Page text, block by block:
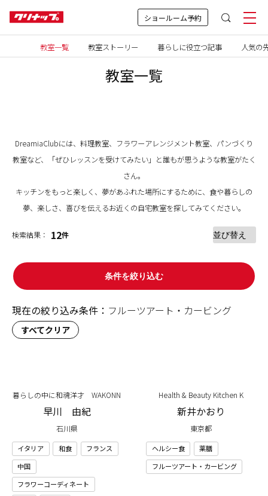
ショールーム予約
教室一覧
DreamiaClubには、料理教室、フラワーアレンジメント教室、パンづくり
教室など、「ぜひレッスンを受けてみたい」と誰もが思うような教室がたく
さん。
キッチンをもっと楽しく、夢があふれた場所にするために、食や暮らしの
夢、楽しさ、喜びを伝えるお近くの自宅教室を探してみてください。
教室一覧 教室ストーリー 暮らしに役立つ記事 人気の
検索結果： 12件
条件を絞り込む
現在の絞り込み条件： フルーツアート・カービング
すべてクリア
暮らしの中に和魂洋才 WAKONN
早川 由紀
石川県
イタリア 和食
フランス
中国
フラワーコーディネート
Health & Beauty Kitchen K
新井かおり
東京都
ヘルシー食
薬膳
フルーツアート・カービング